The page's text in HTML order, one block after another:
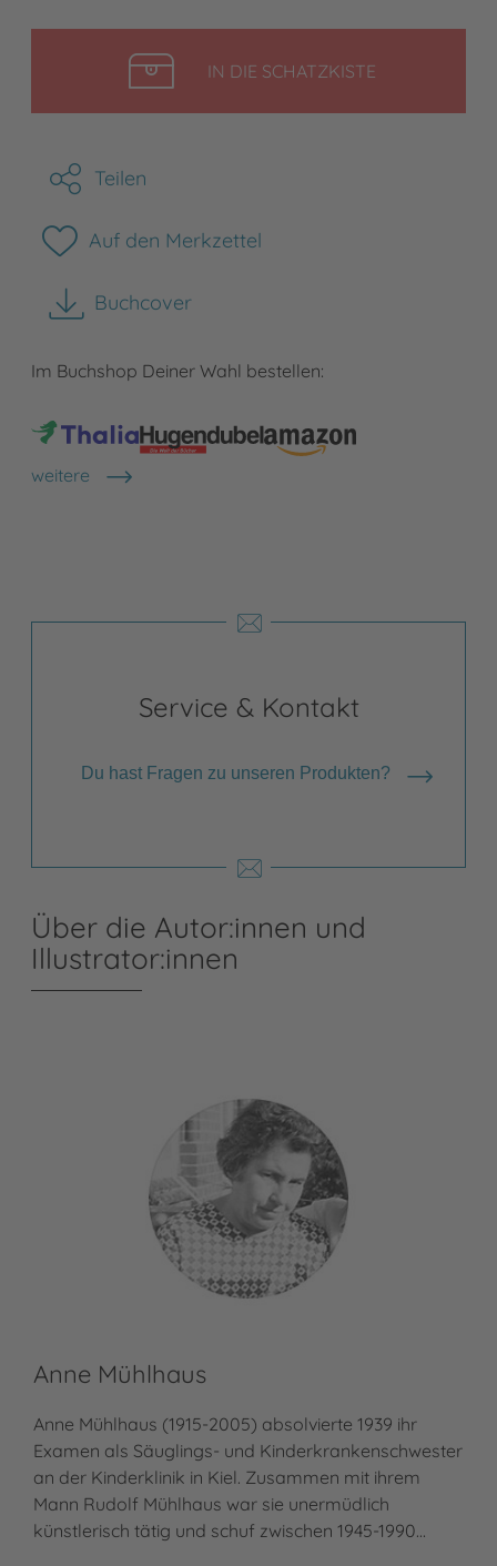
IN DIE SCHATZKISTELEGEN
Teilen
Auf den Merkzettel
Buchcover
herunterladen
Im Buchshop Deiner Wahl bestellen:
weitere
Shops anzeigen
Service & Kontakt
Du hast Fragen zu unseren Produkten?
Über die Autor:innen und
Illustrator:innen
Anne Mühlhaus
Anne Mühlhaus (1915-2005) absolvierte 1939 ihr
Examen als Säuglings- und Kinderkrankenschwester
an der Kinderklinik in Kiel. Zusammen mit ihrem
Mann Rudolf Mühlhaus war sie unermüdlich
künstlerisch tätig und schuf zwischen 1945-1990…